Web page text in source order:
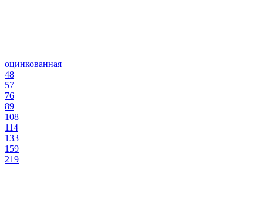
оцинкованная
48
57
76
89
108
114
133
159
219